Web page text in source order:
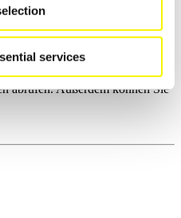
services
sowie Richtlinien zu
einsehen, Ergebnislisten
abrufen. Außerdem können Sie